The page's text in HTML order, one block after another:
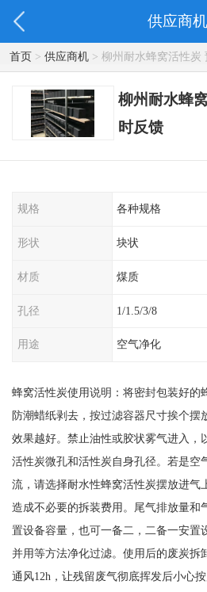
供应商机
首页> 供应商机> 柳州耐水蜂窝活性炭
柳州耐水蜂
时反馈
规格 各种规格
形状 块状
材质 煤质
孔径 1/1.5/3/8
用途 空气净化
蜂窝活性炭使用说明：将密封包装好的
防潮蜡纸剥去，按过滤容器尺寸挨个摆
效果越好。禁止油性或胶状雾气进入，
活性炭微孔和活性炭自身孔径。若是空
流，请选择耐水性蜂窝活性炭摆放进气
造成不必要的拆装费用。尾气排放量和
置设备容量，也可一备二，二备一安置
并用等方法净化过滤。使用后的废炭拆
通风12h，让残留废气彻底挥发后小心